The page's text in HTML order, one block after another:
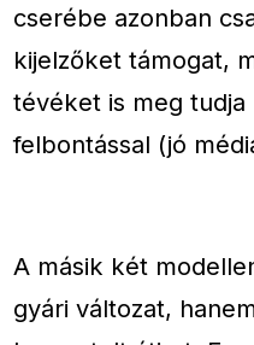
cserébe azonban
kijelzőket támogat,
tévéket is meg tudja
felbontással (jó
A másik két
gyári változat,